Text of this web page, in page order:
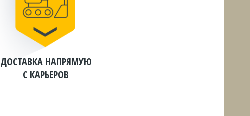
ДОСТАВКА НАПРЯМУЮ
С КАРЬЕРОВ